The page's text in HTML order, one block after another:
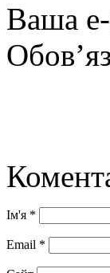
Ваша
Ім'я *
Email *